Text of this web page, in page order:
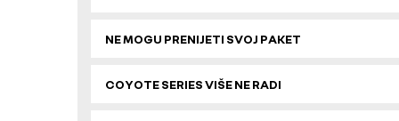
NE MOGU PRENIJETI SVOJ PAKET
COYOTE SERIES VIŠE NE RADI